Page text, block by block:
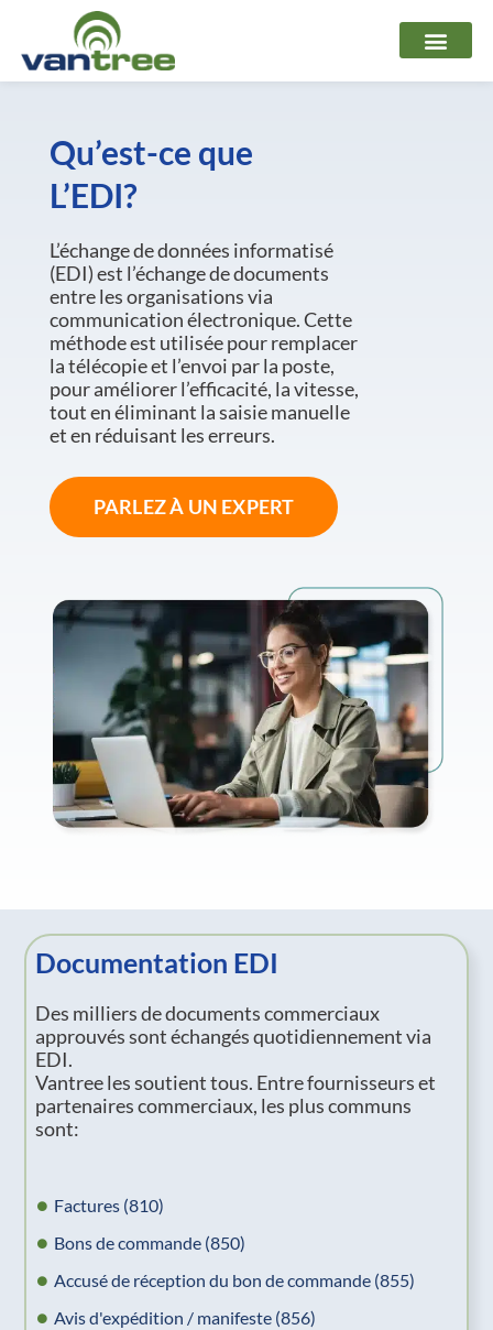
contenu
Qu’est-ce que
L’EDI?
L’échange de données informatisé
(EDI) est l’échange de documents
entre les organisations via
communication électronique. Cette
méthode est utilisée pour remplacer
la télécopie et l’envoi par la poste,
pour améliorer l’efficacité, la vitesse,
tout en éliminant la saisie manuelle
et en réduisant les erreurs.
PARLEZ À UN EXPERT
Documentation EDI
Des milliers de documents commerciaux
approuvés sont échangés quotidiennement via
EDI.
Vantree les soutient tous. Entre fournisseurs et
partenaires commerciaux, les plus communs
sont:
Factures (810)
Bons de commande (850)
Accusé de réception du bon de commande (855)
Avis d'expédition / manifeste (856)